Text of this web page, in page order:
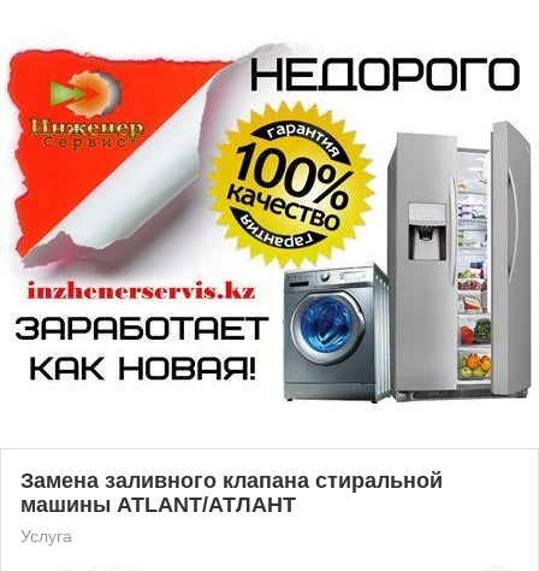
Замена заливного клапана стиральной
машины ATLANT/АТЛАНТ
Услуга